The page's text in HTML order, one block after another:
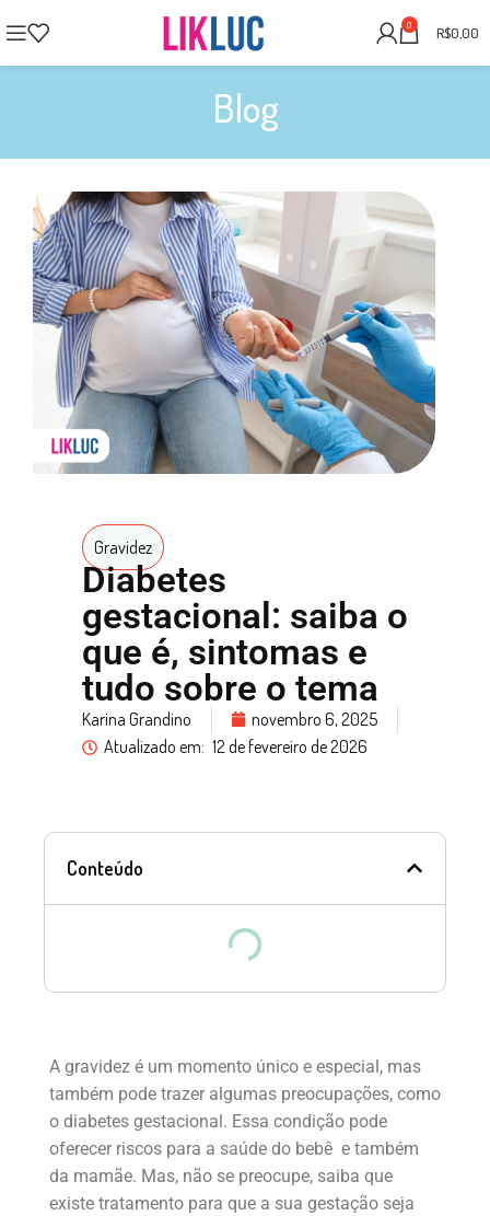
0 R$0,00
Blog
Gravidez
Diabetes
gestacional: saiba o
que é, sintomas e
tudo sobre o tema
Karina Grandino
novembro 6, 2025
Atualizado em: 12 de fevereiro de 2026
Conteúdo
A gravidez é um momento único e especial, mas
também pode trazer algumas preocupações, como
o diabetes gestacional. Essa condição pode
oferecer riscos para a saúde do bebê e também
da mamãe. Mas, não se preocupe, saiba que
existe tratamento para que a sua gestação seja